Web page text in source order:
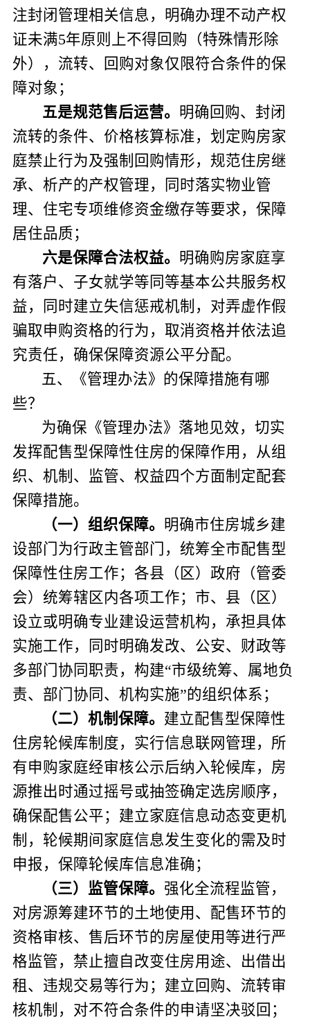
注封闭管理相关信息，明确办理不动产权
证未满5年原则上不得回购（特殊情形除
外），流转、回购对象仅限符合条件的保
障对象；
五是规范售后运营。 明确回购、封闭
流转的条件、价格核算标准，划定购房家
庭禁止行为及强制回购情形，规范住房继
承、析产的产权管理，同时落实物业管
理、住宅专项维修资金缴存等要求，保障
居住品质；
六是保障合法权益。 明确购房家庭享
有落户、子女就学等同等基本公共服务权
益，同时建立失信惩戒机制，对弄虚作假
骗取申购资格的行为，取消资格并依法追
究责任，确保保障资源公平分配。
五、《管理办法》的保障措施有哪
些？
为确保《管理办法》落地见效，切实
发挥配售型保障性住房的保障作用，从组
织、机制、监管、权益四个方面制定配套
保障措施。
（一） 组织保障。 明确市住房城乡建
设部门为行政主管部门，统筹全市配售型
保障性住房工作；各县（区）政府（管委
会）统筹辖区内各项工作；市、县（区）
设立或明确专业建设运营机构，承担具体
实施工作，同时明确发改、公安、财政等
多部门协同职责，构建“市级统筹、属地负
责、部门协同、机构实施”的组织体系；
（二）机制保障。 建立配售型保障性
住房轮候库制度，实行信息联网管理，所
有申购家庭经审核公示后纳入轮候库，房
源推出时通过摇号或抽签确定选房顺序，
确保配售公平；建立家庭信息动态变更机
制，轮候期间家庭信息发生变化的需及时
申报，保障轮候库信息准确；
（三） 监管保障。 强化全流程监管，
对房源筹建环节的土地使用、配售环节的
资格审核、售后环节的房屋使用等进行严
格监管，禁止擅自改变住房用途、出借出
租、违规交易等行为；建立回购、流转审
核机制，对不符合条件的申请坚决驳回；